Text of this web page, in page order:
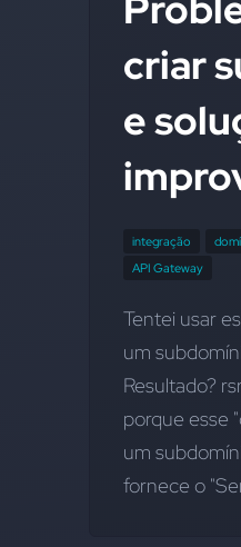
criar
e
integração
API Gateway
Tentei usar
um
Resultado?
porque esse
um
fornece o